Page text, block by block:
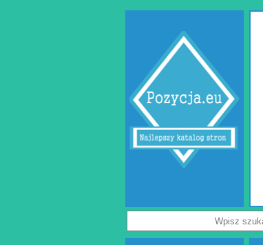
miejsce, w którym każdy może uzyskać specjalistyczną i empatyczną
zdrowia psychicznego, relacji oraz seksualności. Ten specjalistyczny
Lublin oferuje pomoc osobom borykającym się z lękiem, stresem,
i trudnościami w relacjach. Doświadczeni specjaliści, tacy jak
i psychoterapeuta Lublin, oferują indywidualne podejście oraz
i bezpieczeństwa. W działalności ośrodka znajduje się również
seksuolodzy Lublin, pomagając pacjentom lepiej zrozumieć siebie
i wzmocnić dobrostan psychiczny.